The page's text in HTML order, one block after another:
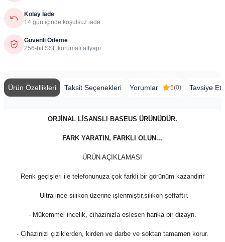
Kolay İade
14 gün içinde koşulsuz iade
Güvenli Ödeme
256-bit SSL korumalı altyapı
Ürün Özellikleri Taksit Seçenekleri Yorumlar 5(0) Tavsiye Et
ORJİNAL LİSANSLI BASEUS ÜRÜNÜDÜR.
FARK YARATIN, FARKLI OLUN...
ÜRÜN AÇIKLAMASI
Renk geçişleri ile telefonunuza çok farkli bir görünüm kazandirir
- Ultra ince silikon üzerine işlenmiştir,silikon şeffaftır.
- Mükemmel incelik, cihazinizla eslesen harika bir dizayn.
- Cihazinizi çiziklerden, kirden ve darbe ve soktan tamamen korur.